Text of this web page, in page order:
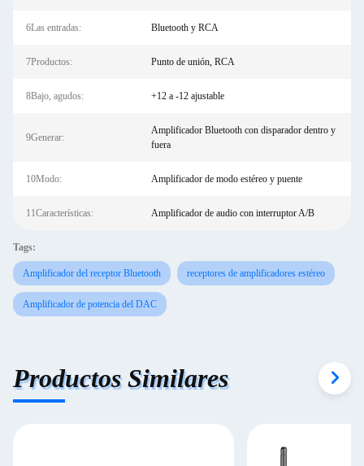
6Las entradas: Bluetooth y RCA
7Productos: Punto de unión, RCA
8Bajo, agudos: +12 a -12 ajustable
9Generar:
Amplificador Bluetooth con disparador dentro y
fuera
10Modo: Amplificador de modo estéreo y puente
11Características: Amplificador de audio con interruptor A/B
Tags:
Amplificador del receptor Bluetooth receptores de amplificadores estéreo
Amplificador de potencia del DAC
Productos Similares